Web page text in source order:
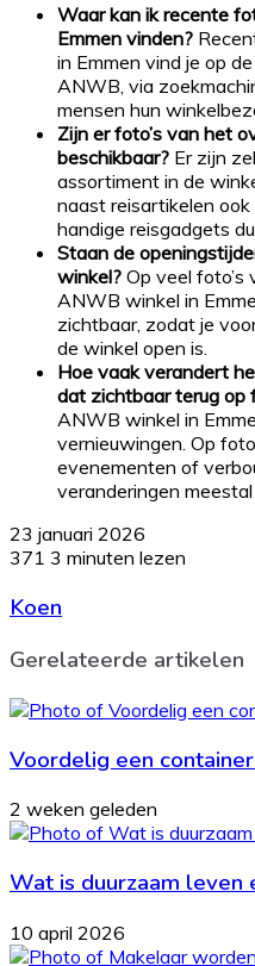
Waar kan ik recente
Emmen vinden?
in Emmen vind je op
ANWB, via
mensen hun
Zijn er foto’s van het
beschikbaar? Er zijn
assortiment in de
naast reisartikelen
handige reisgadgets
Staan de
winkel? Op veel foto’s
ANWB winkel in
zichtbaar, zodat je
de winkel open is.
Hoe vaak verandert
dat zichtbaar terug op
ANWB winkel in
vernieuwingen. Op
evenementen of
veranderingen meestal
23 januari 2026
371 3 minuten lezen
Koen
Gerelateerde artikelen
Voordelig een
2 weken geleden
Wat is duurzaam leven
10 april 2026